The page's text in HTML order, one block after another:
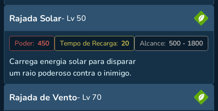
Rajada Solar- Lv 50
Poder: 450 Tempo de Recarga: 20 Alcance: 500 - 1800
Carrega energia solar para disparar
um raio poderoso contra o inimigo.
Rajada de Vento- Lv 70